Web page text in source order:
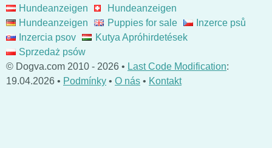
Hundeanzeigen
Hundeanzeigen
Hundeanzeigen
Puppies for sale
Inzerce psů
Inzercia psov
Kutya Apróhirdetések
Sprzedaż psów
© Dogva.com 2010 - 2026 • Last Code Modification:
19.04.2026 • Podmínky • O nás • Kontakt